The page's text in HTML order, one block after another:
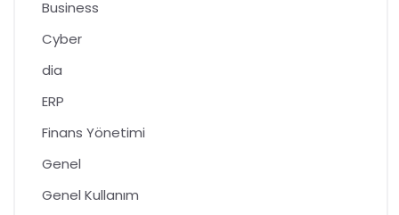
Business
Cyber
dia
ERP
Finans Yönetimi
Genel
Genel Kullanım